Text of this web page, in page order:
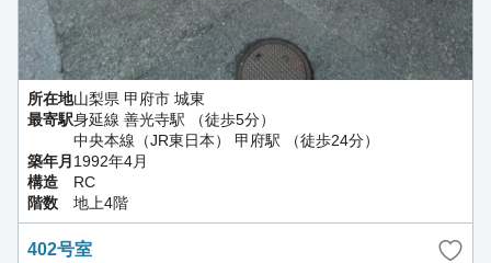
所在地山梨県 甲府市 城東
最寄駅身延線 善光寺駅 （徒歩5分）
中央本線（JR東日本） 甲府駅 （徒歩24分）
築年月 1992年4月
構造
RC
階数
地上4階
402号室